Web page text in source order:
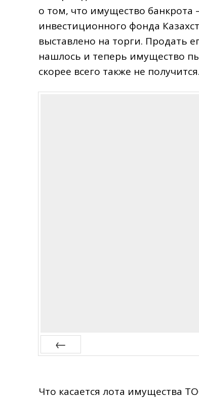
о том, что имущество банкрота
инвестиционного фонда
выставлено на торги. Продать
нашлось и теперь имущество
скорее всего также не получится.
Что касается лота имущества